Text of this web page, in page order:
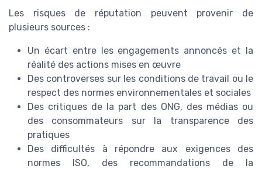
Les risques de réputation peuvent provenir de
plusieurs sources :
Un écart entre les engagements annoncés et la
réalité des actions mises en œuvre
Des controverses sur les conditions de travail ou le
respect des normes environnementales et sociales
Des critiques de la part des ONG, des médias ou
des consommateurs sur la transparence des
pratiques
Des difficultés à répondre aux exigences des
normes ISO, des recommandations de la